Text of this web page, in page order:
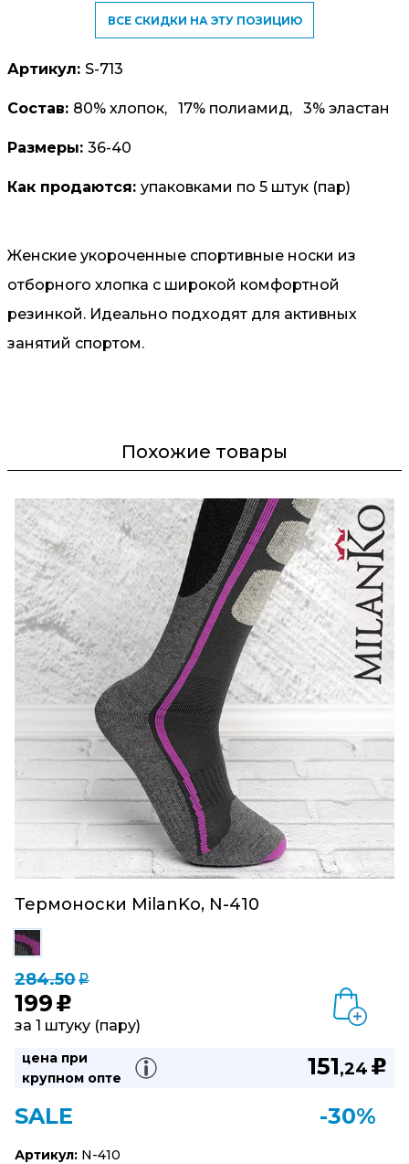
ВСЕ СКИДКИ НА ЭТУ ПОЗИЦИЮ
Артикул: S-713
Состав: 80% хлопок, 17% полиамид, 3% эластан
Размеры: 36-40
Как продаются: упаковками по 5 штук (пар)
Женские укороченные спортивные носки из
отборного хлопка с широкой комфортной
резинкой. Идеально подходят для активных
занятий спортом.
Похожие товары
Термоноски MilanKo, N-410
284.50q
199 u
за 1 штуку (пару)
цена при
крупном опте
151,24 u
SALE -30%
Артикул: N-410